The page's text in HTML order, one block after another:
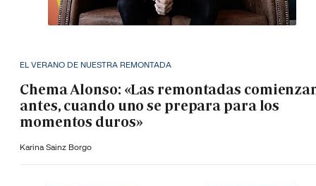
EL VERANO DE NUESTRA REMONTADA
Chema Alonso: «Las remontadas
antes, cuando uno se prepara para los
momentos duros»
Karina Sainz Borgo